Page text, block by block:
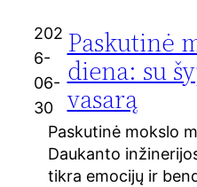
202
6-
06-
30
Paskutinė
diena: su
vasarą
Paskutinė mokslo
Daukanto
tikra emocijų ir